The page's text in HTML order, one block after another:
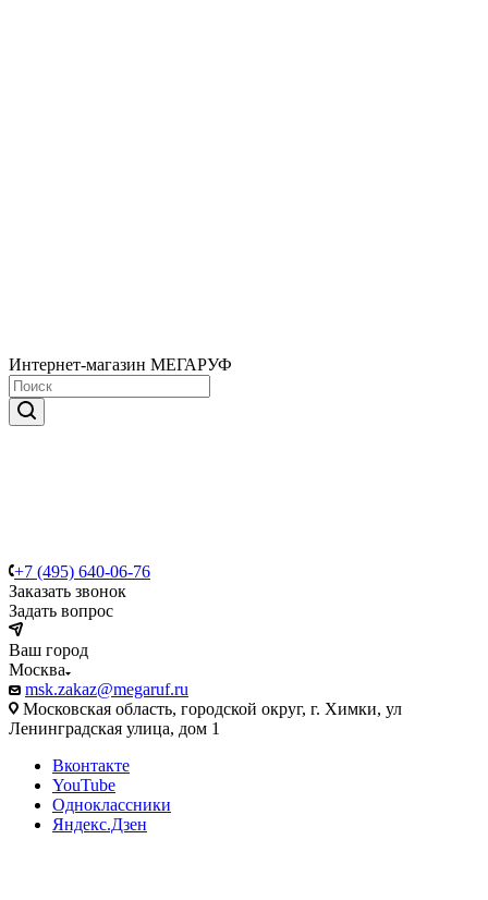
Интернет-магазин МЕГАРУФ
+7 (495) 640-06-76
Заказать звонок
Задать вопрос
Ваш город
Москва
msk.zakaz@megaruf.ru
Московская область, городской округ, г. Химки, ул
Ленинградская улица, дом 1
Вконтакте
YouTube
Одноклассники
Яндекс.Дзен